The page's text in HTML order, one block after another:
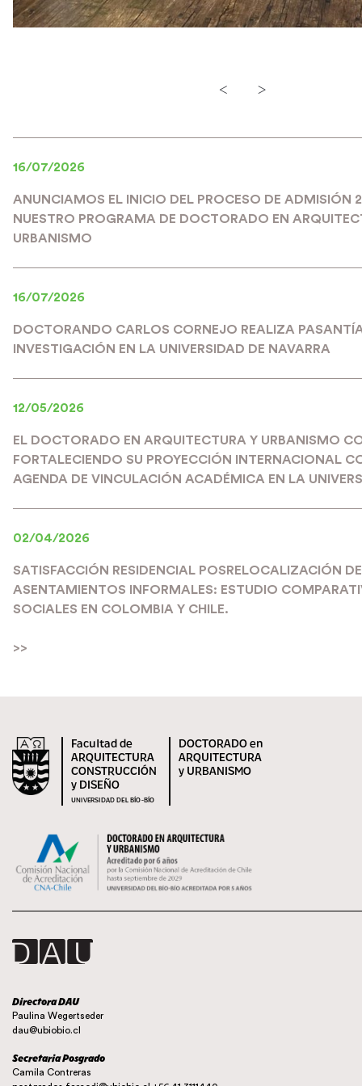
< >
16/07/2026
ANUNCIAMOS EL INICIO DEL PROCESO DE ADMISIÓN
NUESTRO PROGRAMA DE DOCTORADO EN
URBANISMO
16/07/2026
DOCTORANDO CARLOS CORNEJO REALIZA
INVESTIGACIÓN EN LA UNIVERSIDAD DE NAVARRA
12/05/2026
EL DOCTORADO EN ARQUITECTURA Y URBANISMO
FORTALECIENDO SU PROYECCIÓN INTERNACIONAL
AGENDA DE VINCULACIÓN ACADÉMICA EN LA
02/04/2026
SATISFACCIÓN RESIDENCIAL POSRELOCALIZACIÓN DE
ASENTAMIENTOS INFORMALES: ESTUDIO
SOCIALES EN COLOMBIA Y CHILE.
>>
Facultad de
ARQUITECTURA
CONSTRUCCIÓN
y DISEÑO
UNIVERSIDAD DEL BÍO-BÍO
DOCTORADO en
ARQUITECTURA
y URBANISMO
Directora DAU
Paulina Wegertseder
dau@ubiobio.cl
Secretaria Posgrado
Camila Contreras